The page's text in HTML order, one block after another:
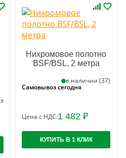
Нихромовое полотно
BSF/BSL, 2 метра
в наличии (37)
Самовывоз сегодня
Цена с НДС:1 482 ₽
КУПИТЬ В 1 КЛИК